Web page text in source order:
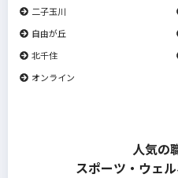
二子玉川
自由が丘
北千住
オンライン
人気の
スポーツ・ウェ